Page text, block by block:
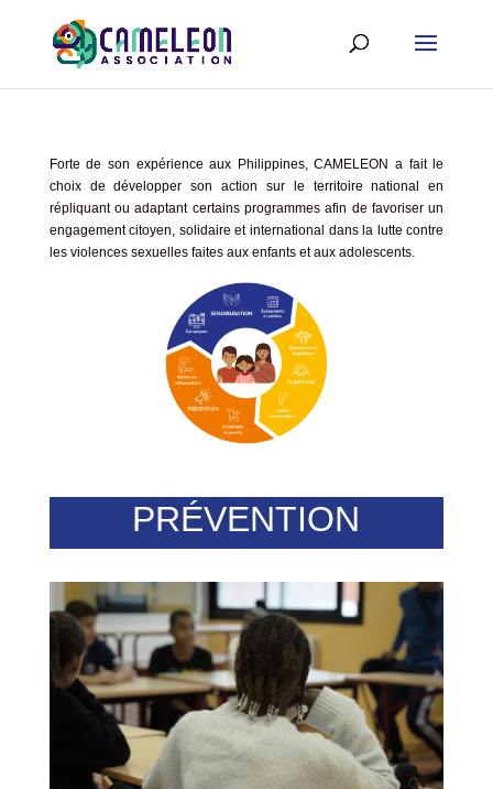
Forte de son expérience aux Philippines, CAMELEON a fait le
choix de développer son action sur le territoire national en
répliquantou adaptant certains programmes afin de favoriser un
engagement citoyen, solidaire et international dans la lutte contre
les violences sexuelles faites aux enfants et aux adolescents.
PRÉVENTION